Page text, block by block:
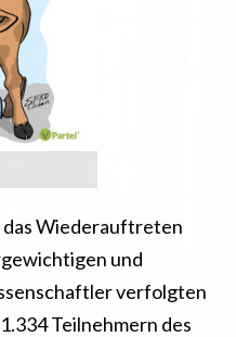
das Wiederauftreten
und
verfolgten
Teilnehmern des